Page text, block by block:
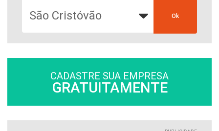
CADASTRE SUA EMPRESA
GRATUITAMENTE